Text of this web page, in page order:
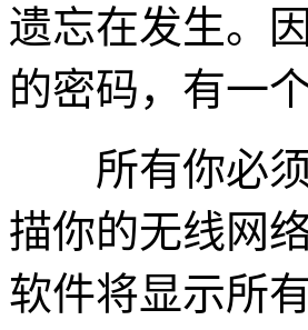
遗忘在发生。
的密码，有一
所有你必须
描你的无线网
软件将显示所